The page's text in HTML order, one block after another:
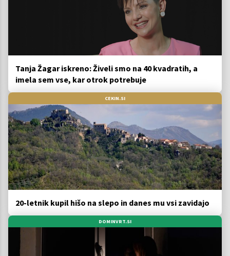
Tanja Žagar iskreno: Živeli smo na 40 kvadratih, a
imela sem vse, kar otrok potrebuje
CEKIN.SI
20-letnik kupil hišo na slepo in danes mu vsi zavidajo
DOMINVRT.SI